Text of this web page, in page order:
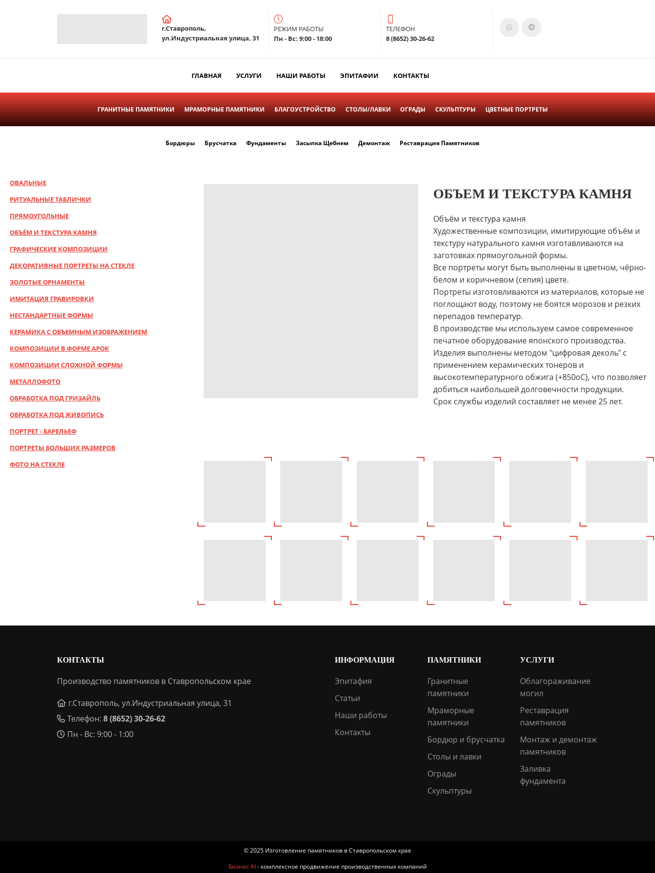
г.Ставрополь,
ул.Индустриальная улица, 31
РЕЖИМ РАБОТЫ
Пн - Вс: 9:00 - 18:00
ТЕЛЕФОН
8 (8652) 30-26-62
ГЛАВНАЯ УСЛУГИ НАШИ РАБОТЫ ЭПИТАФИИ КОНТАКТЫ
ГРАНИТНЫЕ ПАМЯТНИКИ МРАМОРНЫЕ ПАМЯТНИКИ БЛАГОУСТРОЙСТВО СТОЛЫ/ЛАВКИ ОГРАДЫ СКУЛЬПТУРЫ ЦВЕТНЫЕ ПОРТРЕТЫ
Бордюры Брусчатка Фундаменты Засыпка Щебнем Демонтаж Реставрация Памятников
ОВАЛЬНЫЕ
РИТУАЛЬНЫЕ ТАБЛИЧКИ
ПРЯМОУГОЛЬНЫЕ
ОБЪЁМ И ТЕКСТУРА КАМНЯ
ГРАФИЧЕСКИЕ КОМПОЗИЦИИ
ДЕКОРАТИВНЫЕ ПОРТРЕТЫ НА СТЕКЛЕ
ЗОЛОТЫЕ ОРНАМЕНТЫ
ИМИТАЦИЯ ГРАВИРОВКИ
НЕСТАНДАРТНЫЕ ФОРМЫ
КЕРАМИКА С ОБЪЕМНЫМ ИЗОБРАЖЕНИЕМ
КОМПОЗИЦИИ В ФОРМЕ АРОК
КОМПОЗИЦИИ СЛОЖНОЙ ФОРМЫ
МЕТАЛЛОФОТО
ОБРАБОТКА ПОД ГРИЗАЙЛЬ
ОБРАБОТКА ПОД ЖИВОПИСЬ
ПОРТРЕТ - БАРЕЛЬЕФ
ПОРТРЕТЫ БОЛЬШИХ РАЗМЕРОВ
ФОТО НА СТЕКЛЕ
ОБЪЕМ И ТЕКСТУРА КАМНЯ
Объём и текстура камня
Художественные композиции, имитирующие объём и
текстуру натурального камня изготавливаются на
заготовках прямоугольной формы.
Все портреты могут быть выполнены в цветном, чёрно-
белом и коричневом (сепия) цвете.
Портреты изготовливаются из материалов, которые не
поглощают воду, поэтому не боятся морозов и резких
перепадов температур.
В производстве мы используем самое современное
печатное оборудование японского производства.
Изделия выполнены методом "цифровая деколь" с
применением керамических тонеров и
высокотемпературного обжига (+850oС), что позволяет
добиться наибольшей долговечности продукции.
Срок службы изделий составляет не менее 25 лет.
КОНТАКТЫ
Производство памятников в Ставропольском крае
г.Ставрополь, ул.Индустриальная улица, 31
Телефон: 8 (8652) 30-26-62
Пн - Вс: 9:00 - 1:00
ИНФОРМАЦИЯ
Эпитафия
Статьи
Наши работы
Контакты
ПАМЯТНИКИ
Гранитные
памятники
Мраморные
памятники
Бордюр и брусчатка
Столы и лавки
Ограды
Скульптуры
УСЛУГИ
Облагораживание
могил
Реставрация
памятников
Монтаж и демонтаж
памятников
Заливка
фундамента
© 2025 Изготовление памятников в Ставропольском крае
Бизнес AI- комплексное продвижение производственных компаний